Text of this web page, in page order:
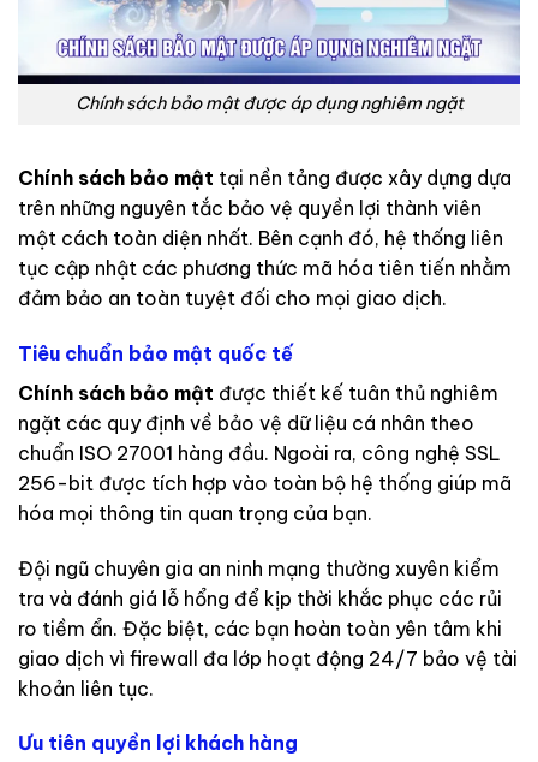
Chính sách bảo mật được áp dụng nghiêm ngặt
Chính sách bảo mật tại nền tảng được xây dựng dựa
trên những nguyên tắc bảo vệ quyền lợi thành viên
một cách toàn diện nhất. Bên cạnh đó, hệ thống liên
tục cập nhật các phương thức mã hóa tiên tiến nhằm
đảm bảo an toàn tuyệt đối cho mọi giao dịch.
Tiêu chuẩn bảo mật quốc tế
Chính sách bảo mật được thiết kế tuân thủ nghiêm
ngặt các quy định về bảo vệ dữ liệu cá nhân theo
chuẩn ISO 27001 hàng đầu. Ngoài ra, công nghệ SSL
256-bit được tích hợp vào toàn bộ hệ thống giúp mã
hóa mọi thông tin quan trọng của bạn.
Đội ngũ chuyên gia an ninh mạng thường xuyên kiểm
tra và đánh giá lỗ hổng để kịp thời khắc phục các rủi
ro tiềm ẩn. Đặc biệt, các bạn hoàn toàn yên tâm khi
giao dịch vì firewall đa lớp hoạt động 24/7 bảo vệ tài
khoản liên tục.
Ưu tiên quyền lợi khách hàng